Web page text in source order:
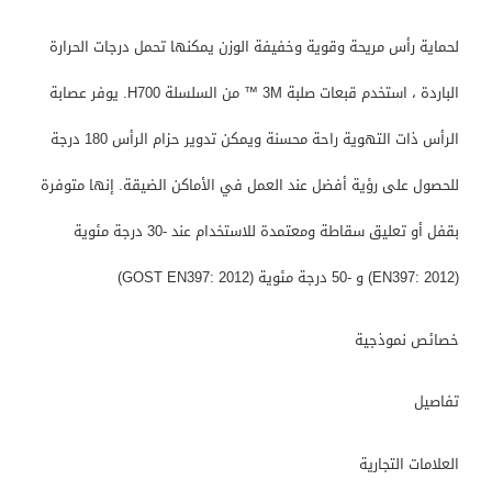
لحماية رأس مريحة وقوية وخفيفة الوزن يمكنها تحمل درجات الحرارة
الباردة ، استخدم قبعات صلبة 3M ™ من السلسلة H700. يوفر عصابة
الرأس ذات التهوية راحة محسنة ويمكن تدوير حزام الرأس 180 درجة
للحصول على رؤية أفضل عند العمل في الأماكن الضيقة. إنها متوفرة
بقفل أو تعليق سقاطة ومعتمدة للاستخدام عند -30 درجة مئوية
(EN397: 2012) و -50 درجة مئوية (GOST EN397: 2012)
خصائص نموذجية
تفاصيل
العلامات التجارية